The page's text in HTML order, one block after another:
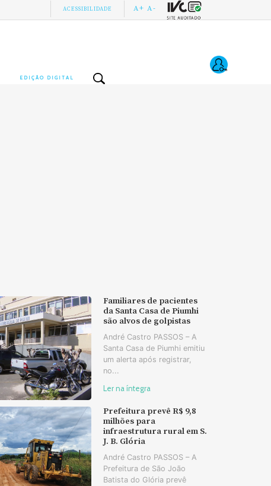
ACESSIBILIDADE A+ A-
EDIÇÃO DIGITAL
Familiares de pacientes
da Santa Casa de Piumhi
são alvos de golpistas
André Castro PASSOS – A
Santa Casa de Piumhi emitiu
um alerta após registrar,
no...
Ler na íntegra
Prefeitura prevê R$ 9,8
milhões para
infraestrutura rural em S.
J. B. Glória
André Castro PASSOS – A
Prefeitura de São João
Batista do Glória prevê